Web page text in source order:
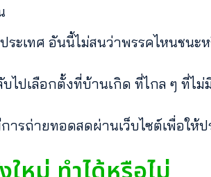
ระเทศ อันนี้ไม่สนว่าพรรคไหนชน
ไปเลือกตั้งที่บ้านเกิด ที่ไกล ๆ ที่ไ
รถ่ายทอดสดผ่านเว็บไซต์เพื่อให้